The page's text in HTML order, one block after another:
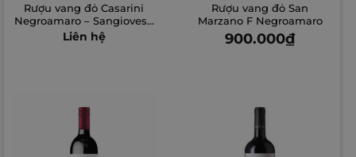
Rượu vang đỏ Casarini
Negroamaro – Sangiovese
– 750ml
Liên hệ
Rượu vang đỏ San
Marzano F Negroamaro
900.000₫